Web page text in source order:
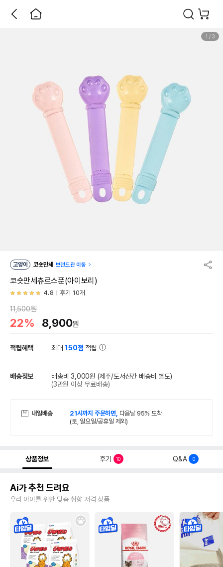
1 / 3
고양이 코숏만세 브랜드관 이동
코숏만세츄르스푼(아이보리)
4.8 후기 10개
11,500원
22% 8,900원
적립혜택 최대150점 적립
배송정보 배송비 3,000원 (제주/도서산간 배송비 별도)
(3만원 이상 무료배송)
내일배송 21시까지 주문하면, 다음날 95% 도착
(토, 일요일/공휴일 제외)
상품정보 후기 10 Q&A 0
Ai가 추천 드려요
우리 아이를 위한 맞춤 취향 저격 상품